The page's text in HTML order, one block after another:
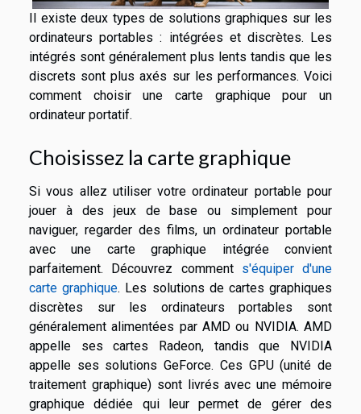
Il existe deux types de solutions graphiques sur les
ordinateurs portables : intégrées et discrètes. Les
intégrés sont généralement plus lents tandis que les
discrets sont plus axés sur les performances. Voici
comment choisir une carte graphique pour un
ordinateur portatif.
Choisissez la carte graphique
Si vous allez utiliser votre ordinateur portable pour
jouer à des jeux de base ou simplement pour
naviguer, regarder des films, un ordinateur portable
avec une carte graphique intégrée convient
parfaitement. Découvrez comment s'équiper d'une
carte graphique. Les solutions de cartes graphiques
discrètes sur les ordinateurs portables sont
généralement alimentées par AMD ou NVIDIA. AMD
appelle ses cartes Radeon, tandis que NVIDIA
appelle ses solutions GeForce. Ces GPU (unité de
traitement graphique) sont livrés avec une mémoire
graphique dédiée qui leur permet de gérer des